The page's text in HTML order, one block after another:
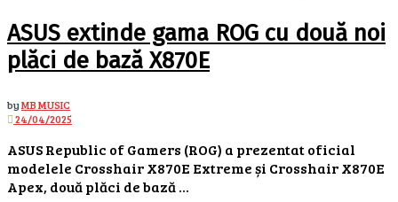
ASUS extinde gama ROG cu două noi
plăci de bază X870E
byMB MUSIC
24/04/2025
ASUS Republic of Gamers (ROG) a prezentat oficial
modelele Crosshair X870E Extreme și Crosshair X870E
Apex, două plăci de bază ...